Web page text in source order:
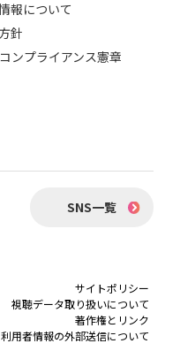
報について
針
ンプライアンス憲章
SNS一覧
サイトポリシー
視聴データ取り扱いについて
著作権とリンク
利用者情報の外部送信について